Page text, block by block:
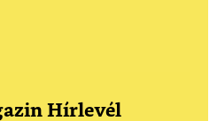
Hírlevél